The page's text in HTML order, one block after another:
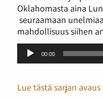
Oklahomasta aina
seuraamaan
mahdollisuus siihen
Äänitoistin
00:00
Lue tästä sarjan avaus